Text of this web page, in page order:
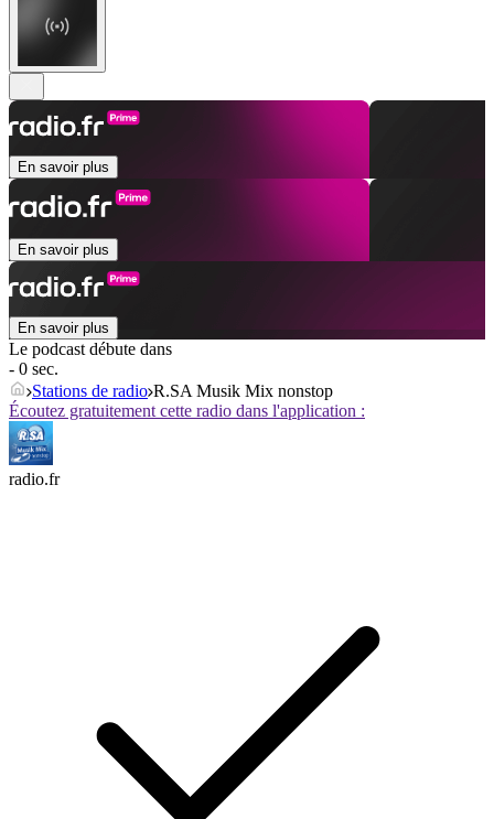
En savoir plus
En savoir plus
En savoir plus
Le podcast débute dans
- 0 sec.
Stations de radio R.SA Musik Mix nonstop
Écoutez gratuitement cette radio dans l'application :
radio.fr